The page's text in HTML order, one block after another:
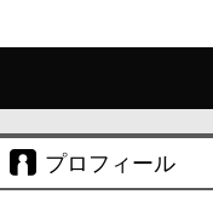
プロフィール